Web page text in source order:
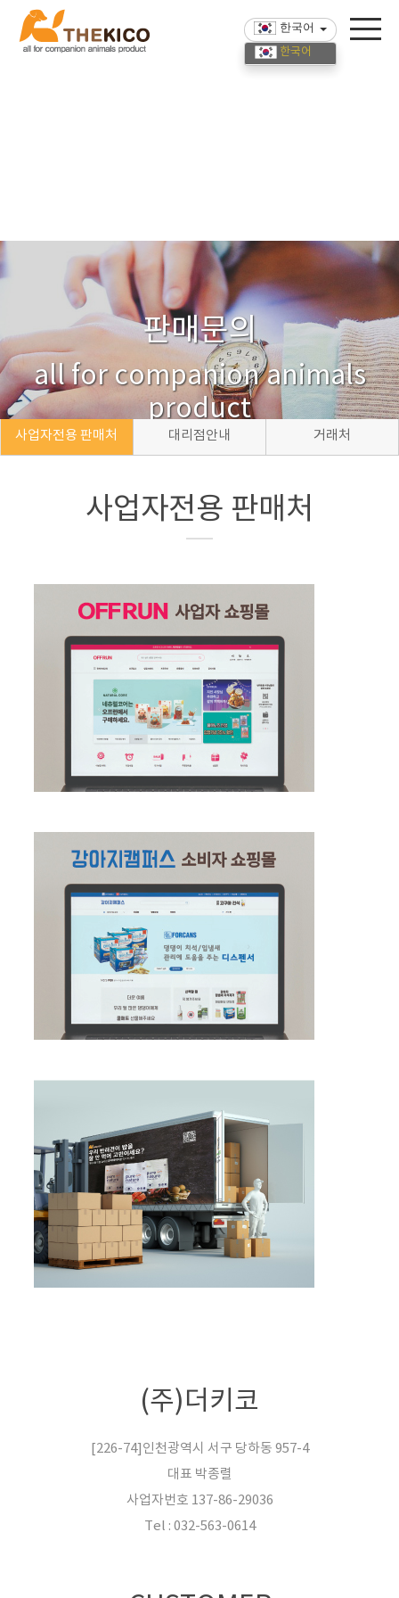
한국어
한국어
판매문의
all for companion animals
product
사업자전용 판매처 대리점안내 거래처
사업자전용 판매처
(주)더키코
[226-74]인천광역시 서구 당하동 957-4
대표 박종렬
사업자번호 137-86-29036
Tel : 032-563-0614